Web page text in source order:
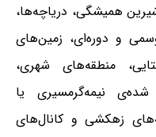
همیشگی، دریاچه‌ها،
و دوره‌ای، زمین‌های
منطقه‌های شهری،
نیمه‌گرمسیری یا
زهکشی و کانال‌های